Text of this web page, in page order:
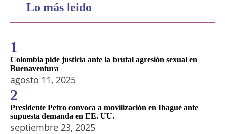
Lo más leido
1
Colombia pide justicia ante la brutal agresión sexual en
Buenaventura
agosto 11, 2025
2
Presidente Petro convoca a movilización en Ibagué ante
supuesta demanda en EE. UU.
septiembre 23, 2025